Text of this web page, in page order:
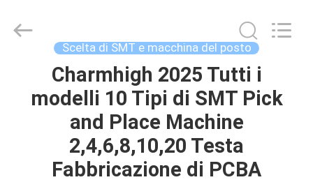
PRODOTTI
VIDEO
CHARMHIGH
Scelta di SMT e macchina del posto
Charmhigh 2025 Tutti i
modelli 10 Tipi di SMT Pick
and Place Machine
2,4,6,8,10,20 Testa
Fabbricazione di PCBA